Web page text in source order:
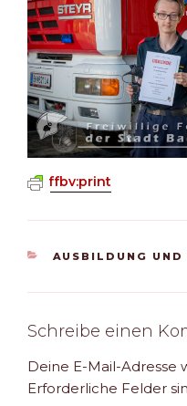
ffbv:print
KATEGORIEN
AUSBILDUNG UND
Schreibe einen
Deine E-Mail-Adresse
Erforderliche Felder